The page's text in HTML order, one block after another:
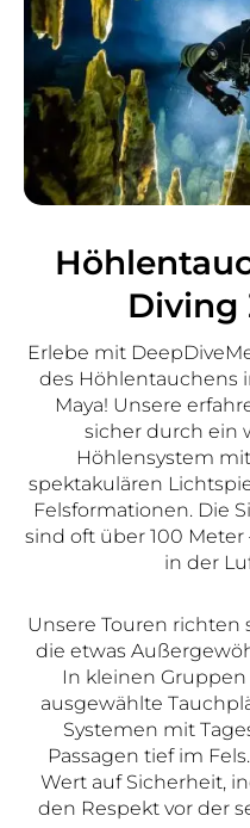
Erlebe mit
des Höhlentauchens
Maya! Unsere
sicher durch ein
Höhlensystem
spektakulären
Felsformationen. Die
sind oft über 100 Meter
in der
Unsere Touren richten
die etwas
In kleinen
ausgewählte
Systemen mit
Passagen tief im
Wert auf Sicherheit,
den Respekt vor der